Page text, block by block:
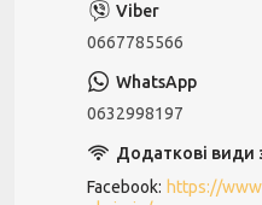
0667785566
0632998197
Facebook https://